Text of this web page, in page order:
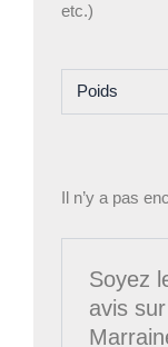
etc.)
Poids
Il n’y a pas
Soyez
avis